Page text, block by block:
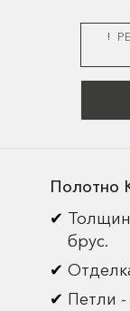
Полотно
брус.
Петли -